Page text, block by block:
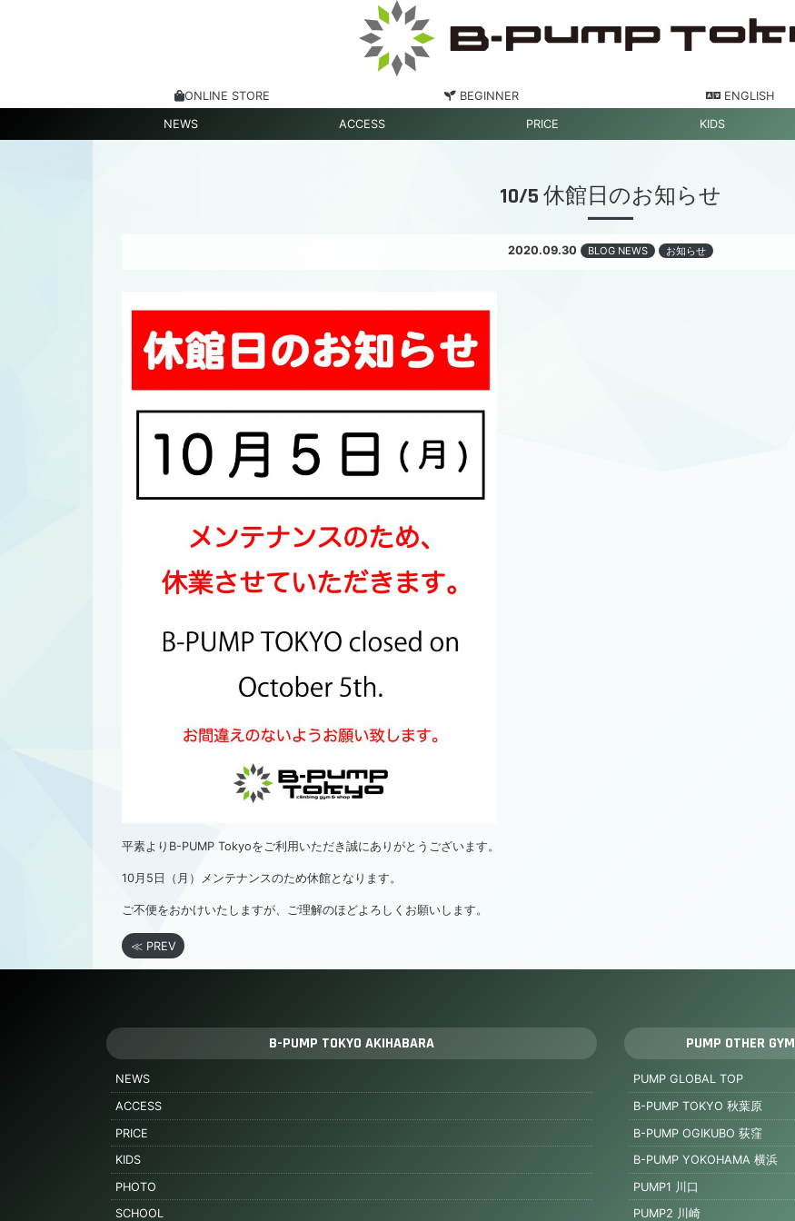
ONLINE STORE BEGINNER ENGLISH
NEWS ACCESS PRICE KIDS
10/5 休館日のお知らせ
2020.09.30 BLOG NEWS お知らせ
平素よりB-PUMP Tokyoをご利用いただき誠にありがとうございます。
10月5日（月）メンテナンスのため休館となります。
ご不便をおかけいたしますが、ご理解のほどよろしくお願いします。
≪ PREV
B-PUMP TOKYO AKIHABARA
NEWS
ACCESS
PRICE
KIDS
PHOTO
SCHOOL
PUMP OTHER GYM
PUMP GLOBAL TOP
B-PUMP TOKYO 秋葉原
B-PUMP OGIKUBO 荻窪
B-PUMP YOKOHAMA 横浜
PUMP1 川口
PUMP2 川崎